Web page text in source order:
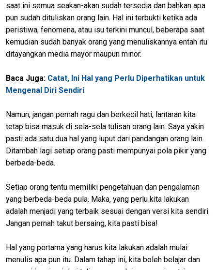
saat ini semua seakan-akan sudah tersedia dan bahkan apa
pun sudah dituliskan orang lain. Hal ini terbukti ketika ada
peristiwa, fenomena, atau isu terkini muncul, beberapa saat
kemudian sudah banyak orang yang menuliskannya entah itu
ditayangkan media mayor maupun minor.
Baca Juga: Catat, Ini Hal yang Perlu Diperhatikan untuk
Mengenal Diri Sendiri
Namun, jangan pernah ragu dan berkecil hati, lantaran kita
tetap bisa masuk di sela-sela tulisan orang lain. Saya yakin
pasti ada satu dua hal yang luput dari pandangan orang lain.
Ditambah lagi setiap orang pasti mempunyai pola pikir yang
berbeda-beda.
Setiap orang tentu memiliki pengetahuan dan pengalaman
yang berbeda-beda pula. Maka, yang perlu kita lakukan
adalah menjadi yang terbaik sesuai dengan versi kita sendiri.
Jangan pernah takut bersaing, kita pasti bisa!
Hal yang pertama yang harus kita lakukan adalah mulai
menulis apa pun itu. Dalam tahap ini, kita boleh belajar dan